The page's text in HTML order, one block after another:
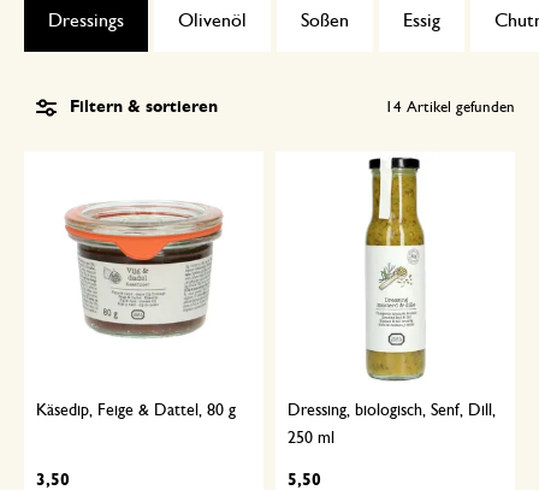
Olivenöl Soßen Essig
Dressings
Filtern & sortieren 14 Artikel gefunden
Käsedip, Feige & Dattel, 80 g
3,50
Dressing, biologisch, Senf, Dill,
250 ml
5,50